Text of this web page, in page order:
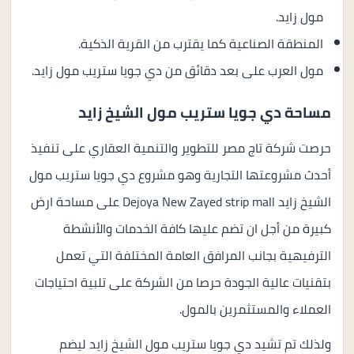
مول زايد.
المنطقة الصناعية كما يقترب من القرية الذكية.
مول العرب على بعد دقائق من دي جويا ستريب مول زايد.
مساحة دي جويا ستريب مول الشيخ زايد
حرصت شركة تاج مصر للتطوير والتنمية العقاري على تنفيذ
أحدث مشروعتها التجارية وهو مشروع دي جويا ستريب مول
الشيخ زايد Dejoya New Zayed strip mall على مساحة ارض
كبيرة من أجل ان تضم عليها كافة الخدمات والأنشطة
الترفيهية بجانب المرافق العامة المختلفة التي تعمل
بتقنيات عالية الجودة حرصا من الشركة على تلبية احتياجات
العملاء والمستثمرين بالمول.
ولذلك تم تشيد دي جويا ستريب مول الشيخ زايد ليضم